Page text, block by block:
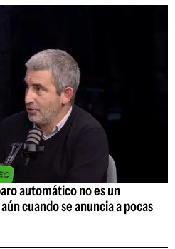
automático no es un
cuando se anuncia a pocas